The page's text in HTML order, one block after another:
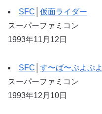
SFC
仮面ライダー
スーパーファミコン
1993年11月12日
SFC
す〜ば〜ぷよぷよ
スーパーファミコン
1993年12月10日